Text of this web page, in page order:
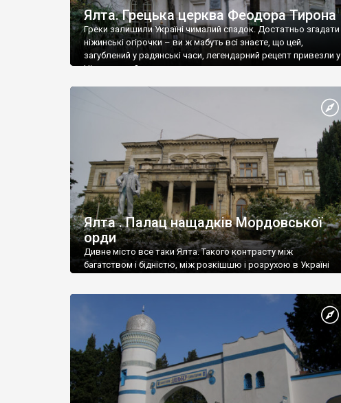
Ялта. Грецька церква Феодора Тирона
Греки залишили Україні чималий спадок. Достатньо згадати
ніжинські огірочки – ви ж мабуть всі знаєте, що цей,
загублений у радянські часи, легендарний рецепт привезли у
Ніжин греки?
Ялта . Палац нащадків Мордовської
орди
Дивне місто все таки Ялта. Такого контрасту між
багатством і бідністю, між розкішшю і розрухою в Україні